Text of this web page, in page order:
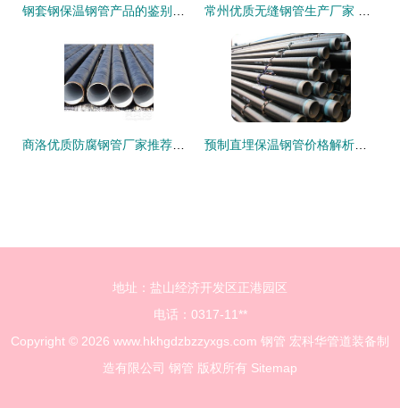
地址：盐山经济开发区正港园区
电话：0317-11**
Copyright © 2026 www.hkhgdzbzzyxgs.com 钢管 宏科华管道装备制
造有限公司 钢管 版权所有 Sitemap